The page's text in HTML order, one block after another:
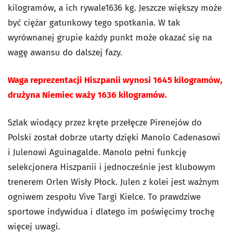
kilogramów, a ich rywale1636 kg. Jeszcze większy może
być ciężar gatunkowy tego spotkania. W tak
wyrównanej grupie każdy punkt może okazać się na
wagę awansu do dalszej fazy.
Waga reprezentacji Hiszpanii wynosi 1645 kilogramów,
drużyna Niemiec waży 1636 kilogramów.
Szlak wiodący przez kręte przełęcze Pirenejów do
Polski został dobrze utarty dzięki Manolo Cadenasowi
i Julenowi Aguinagalde. Manolo pełni funkcję
selekcjonera Hiszpanii i jednocześnie jest klubowym
trenerem Orlen Wisły Płock. Julen z kolei jest ważnym
ogniwem zespołu Vive Targi Kielce. To prawdziwe
sportowe indywidua i dlatego im poświęcimy trochę
więcej uwagi.